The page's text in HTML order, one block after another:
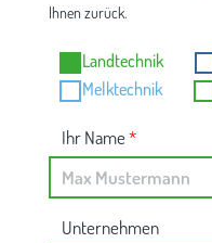
Ihnen zurück.
Landtechnik
Melktechnik
Ihr Name*
Unternehmen